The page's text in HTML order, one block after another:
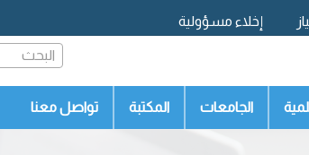
إخلاء مسؤولية
البحث
الجامعات المكتبة تواصل معنا